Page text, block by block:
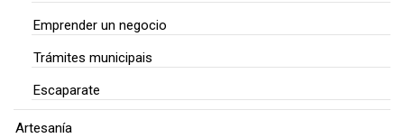
Emprender un negocio
Trámites municipais
Escaparate
Artesanía